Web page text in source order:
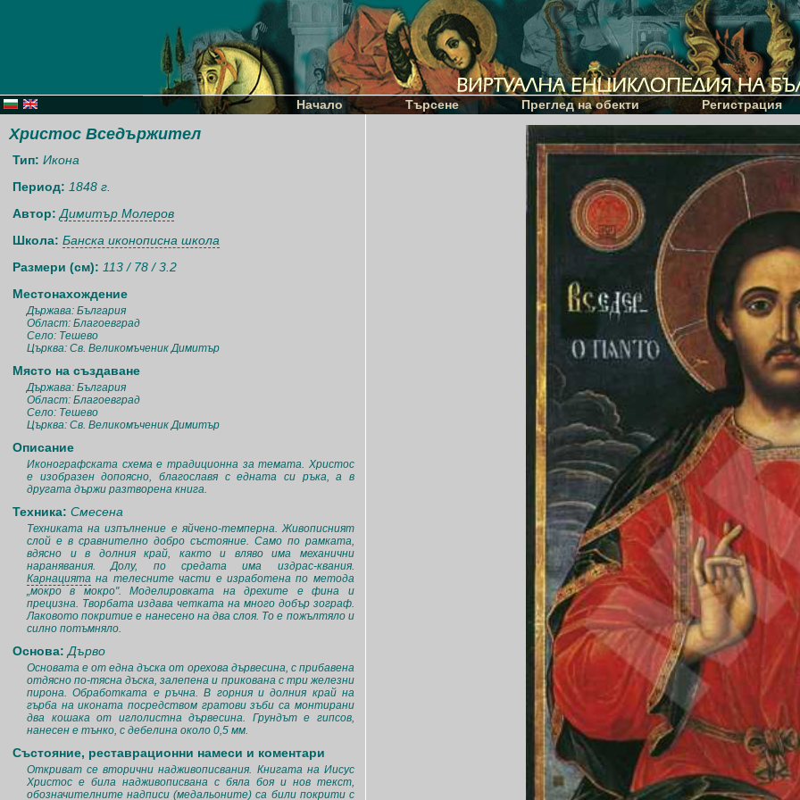
Начало Търсене Преглед на обекти Регистрация
Христос Вседържител
Тип: Икона
Период: 1848 г.
Автор: Димитър Молеров
Школа: Банска иконописна школа
Размери (см): 113 / 78 / 3.2
Местонахождение
Държава: България
Област: Благоевград
Село: Тешево
Църква: Св. Великомъченик Димитър
Място на създаване
Държава: България
Област: Благоевград
Село: Тешево
Църква: Св. Великомъченик Димитър
Описание
Иконографската схема е традиционна за темата. Христос
е изобразен допоясно, благославя с едната си ръка, а в
другата държи разтворена книга.
Техника: Смесена
Техниката на изпълнение е яйчено-темперна. Живописният
слой е в сравнително добро състояние. Само по рамката,
вдясно и в долния край, както и вляво има механични
наранявания. Долу, по средата има издрас-квания.
Карнацията на телесните части е изработена по метода
„мокро в мокро". Моделировката на дрехите е фина и
прецизна. Творбата издава четката на много добър зограф.
Лаковото покритие е нанесено на два слоя. То е пожълтяло и
силно потъмняло.
Основа: Дърво
Основата е от една дъска от орехова дървесина, с прибавена
отдясно по-тясна дъска, залепена и прикована с три железни
пирона. Обработката е ръчна. В горния и долния край на
гърба на иконата посредством гратови зъби са монтирани
два кошака от иглолистна дървесина. Грундът е гипсов,
нанесен е тънко, с дебелина около 0,5 мм.
Състояние, реставрационни намеси и коментари
Откриват се вторични надживописвания. Книгата на Иисус
Христос е била надживописвана с бяла боя и нов текст,
обозначителните надписи (медальоните) са били покрити с